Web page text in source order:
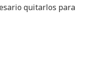
quitarlos para